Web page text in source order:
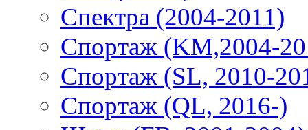
Спектра (2004-2011)
Спортаж (KM,2004-
Спортаж (SL, 2010-
Спортаж (QL, 2016-)